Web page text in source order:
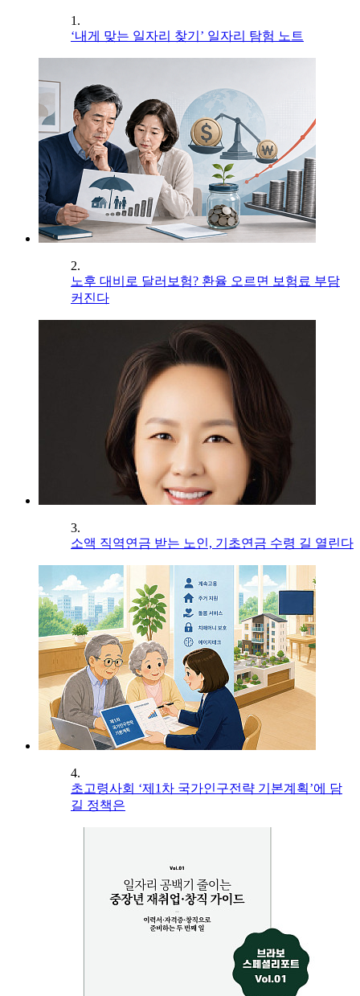
1.
‘내게 맞는 일자리 찾기’ 일자리 탐험 노트
2.
노후 대비로 달러보험? 환율 오르면 보험료 부담
커진다
3.
소액 직역연금 받는 노인, 기초연금 수령 길 열린다
4.
초고령사회 ‘제1차 국가인구전략 기본계획’에 담
길 정책은